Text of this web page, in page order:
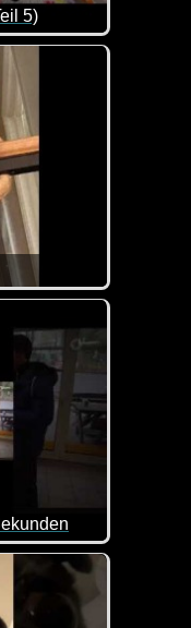
5)
von lustigen
lustiger
doch aus :-) Endlich